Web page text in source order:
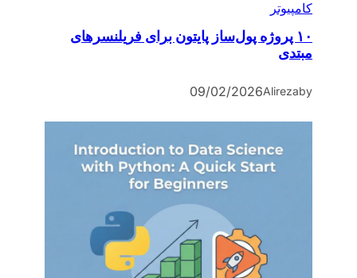
کامپیوتر
۱۰ پروژه پول‌ساز پایتون برای فریلنسرهای
مبتدی
by
Alireza
09/02/2026